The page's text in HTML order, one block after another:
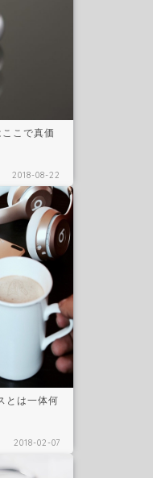
こで真価
2018-08-22
とは一体何
2018-02-07